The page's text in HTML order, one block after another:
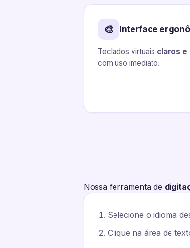
🎨 Interface
Teclados virtuais claros e
com uso imediato.
Nossa ferramenta de
Selecione o idioma
Clique na área de